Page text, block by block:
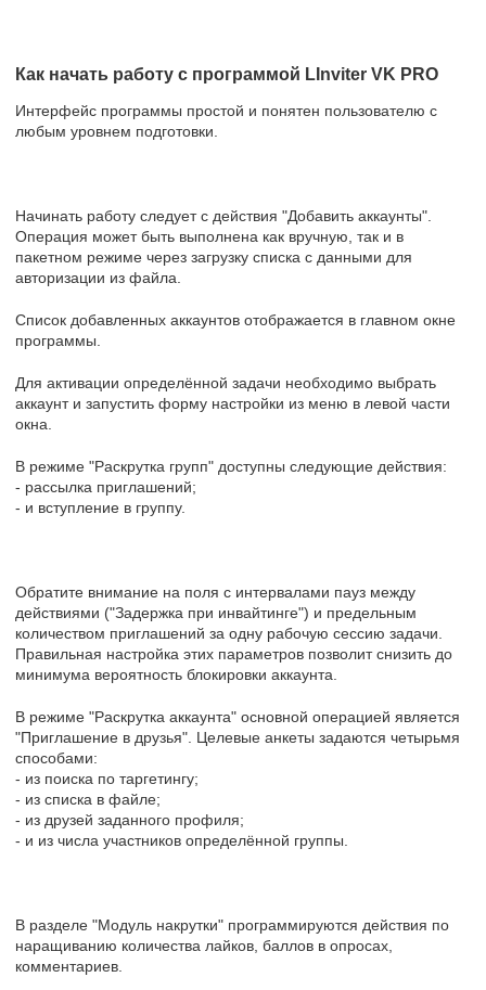
Как начать работу с программой LInviter VK PRO
Интерфейс программы простой и понятен пользователю с
любым уровнем подготовки.
Начинать работу следует с действия "Добавить аккаунты".
Операция может быть выполнена как вручную, так и в
пакетном режиме через загрузку списка с данными для
авторизации из файла.
Список добавленных аккаунтов отображается в главном окне
программы.
Для активации определённой задачи необходимо выбрать
аккаунт и запустить форму настройки из меню в левой части
окна.
В режиме "Раскрутка групп" доступны следующие действия:
- рассылка приглашений;
- и вступление в группу.
Обратите внимание на поля с интервалами пауз между
действиями ("Задержка при инвайтинге") и предельным
количеством приглашений за одну рабочую сессию задачи.
Правильная настройка этих параметров позволит снизить до
минимума вероятность блокировки аккаунта.
В режиме "Раскрутка аккаунта" основной операцией является
"Приглашение в друзья". Целевые анкеты задаются четырьмя
способами:
- из поиска по таргетингу;
- из списка в файле;
- из друзей заданного профиля;
- и из числа участников определённой группы.
В разделе "Модуль накрутки" программируются действия по
наращиванию количества лайков, баллов в опросах,
комментариев.